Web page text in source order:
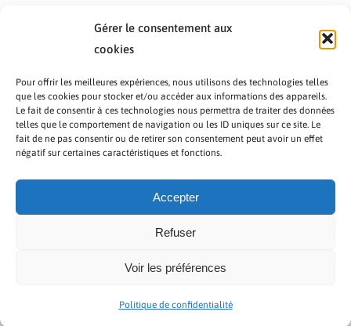
Gérer le consentement aux
cookies
Pour offrir les meilleures expériences, nous utilisons des technologies telles
que les cookies pour stocker et/ou accéder aux informations des appareils.
Le fait de consentir à ces technologies nous permettra de traiter des données
telles que le comportement de navigation ou les ID uniques sur ce site. Le
fait de ne pas consentir ou de retirer son consentement peut avoir un effet
négatif sur certaines caractéristiques et fonctions.
Accepter
Refuser
Voir les préférences
Politique de confidentialité
PRÉSENTATION TOUTAFRICA
A PROPOS
Copyright © 2023 TOUT AFRICA | Made by